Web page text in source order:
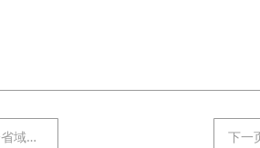
项目 下一